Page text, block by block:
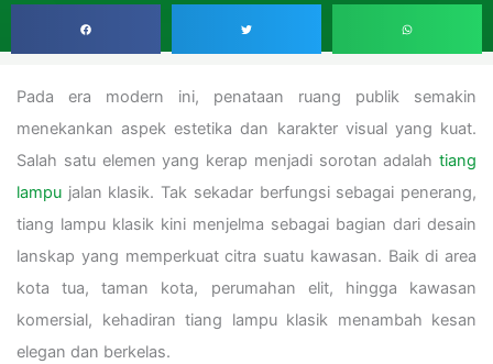
Pada era modern ini, penataan ruang publik semakin
menekankan aspek estetika dan karakter visual yang kuat.
Salah satu elemen yang kerap menjadi sorotan adalah tiang
lampu jalan klasik. Tak sekadar berfungsi sebagai penerang,
tiang lampu klasik kini menjelma sebagai bagian dari desain
lanskap yang memperkuat citra suatu kawasan. Baik di area
kota tua, taman kota, perumahan elit, hingga kawasan
komersial, kehadiran tiang lampu klasik menambah kesan
elegan dan berkelas.